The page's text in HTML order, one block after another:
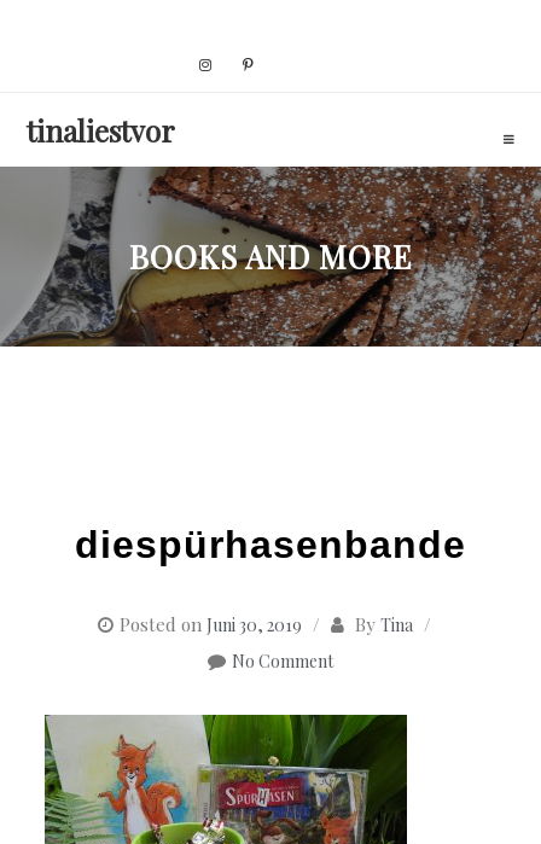
tinaliestvor
BOOKS AND MORE
diespürhasenbande
Posted on Juni 30, 2019 By Tina
No Comment